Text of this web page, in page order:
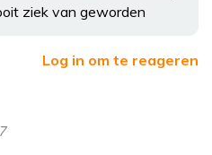
ziek van geworden
Log in om te reageren